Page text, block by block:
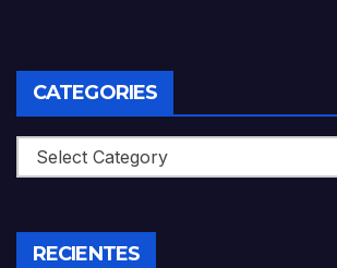
CATEGORIES
Categories
RECIENTES